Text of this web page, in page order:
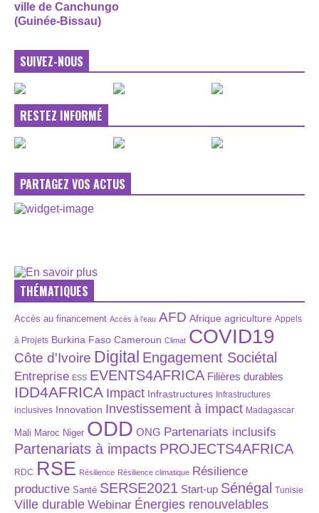
ville de Canchungo
(Guinée-Bissau)
SUIVEZ-NOUS
RESTEZ INFORMÉ
PARTAGEZ VOS ACTUS
THÉMATIQUES
Accès au financement Accès à l’eau AFD Afrique agriculture Appels
à Projets Burkina Faso Cameroun Climat COVID19
Côte d'Ivoire Digital Engagement Sociétal
Entreprise ESS EVENTS4AFRICA Filières durables
IDD4AFRICA Impact Infrastructures Infrastructures
inclusives Innovation Investissement à impact Madagascar
Mali Maroc Niger ODD ONG Partenariats inclusifs
Partenariats à impacts PROJECTS4AFRICA
RDC RSE Résilience Résilience climatique Résilience
productive Santé SERSE2021 Start-up Sénégal Tunisie
Ville durable Webinar Énergies renouvelables